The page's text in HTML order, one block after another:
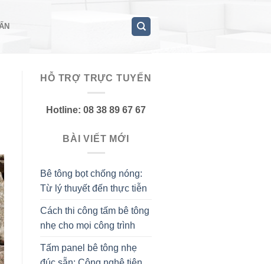
HỖ TRỢ TRỰC TUYẾN
Hotline: 08 38 89 67 67
BÀI VIẾT MỚI
Bê tông bọt chống nóng:
Từ lý thuyết đến thực tiễn
Cách thi công tấm bê tông
nhẹ cho mọi công trình
Tấm panel bê tông nhẹ